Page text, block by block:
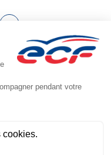
fenêtre)
(nouvelle fenêtre)
(nouvelle fenêtre)
YouTube (nouvelle
- Capital social: 0€
FR 09 491623062
MONTJOLY (97354) -